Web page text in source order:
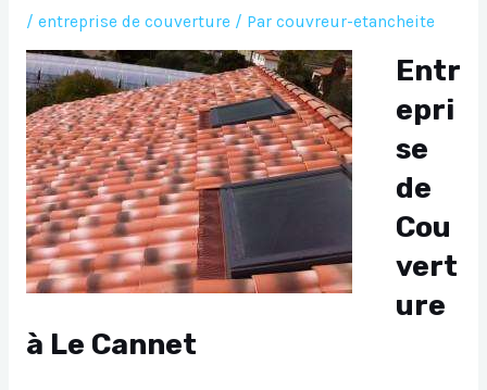
/ entreprise de couverture/ Par couvreur-etancheite
Entr
epri
se
de
Cou
vert
ure
à Le Cannet